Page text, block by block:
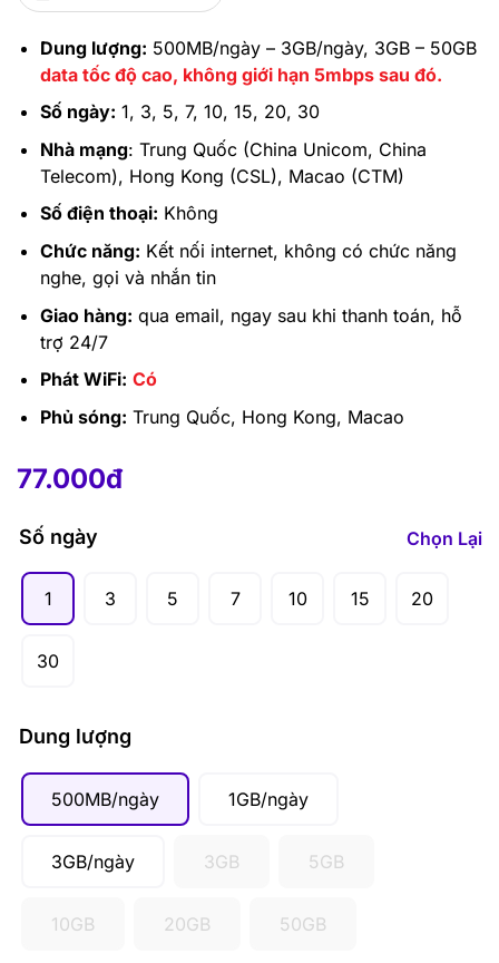
Dung lượng: 500MB/ngày – 3GB/ngày, 3GB – 50GB
data tốc độ cao, không giới hạn 5mbps sau đó.
Số ngày: 1, 3, 5, 7, 10, 15, 20, 30
Nhà mạng: Trung Quốc (China Unicom, China
Telecom), Hong Kong (CSL), Macao (CTM)
Số điện thoại: Không
Chức năng: Kết nối internet, không có chức năng
nghe, gọi và nhắn tin
Giao hàng: qua email, ngay sau khi thanh toán, hỗ
trợ 24/7
Phát WiFi: Có
Phủ sóng: Trung Quốc, Hong Kong, Macao
77.000đ–
Số ngày
1 3 5 7 10 15 20
30
Dung lượng
500MB/ngày 1GB/ngày
3GB/ngày 3GB 5GB
10GB 20GB 50GB
Chọn Lại
77.000đ